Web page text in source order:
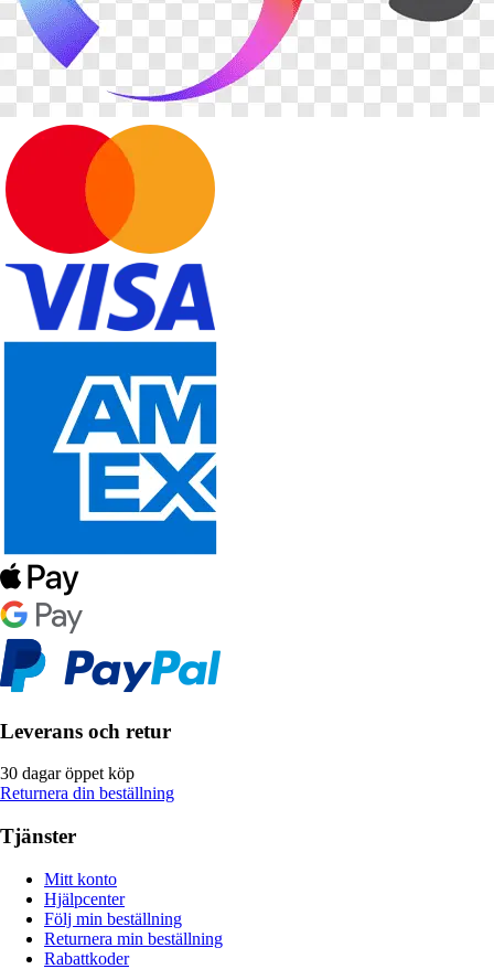
Leverans och retur
30 dagar öppet köp
Returnera din beställning
Tjänster
Mitt konto
Hjälpcenter
Följ min beställning
Returnera min beställning
Rabattkoder